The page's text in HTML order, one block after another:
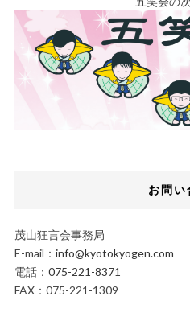
お問い
茂山狂言会事務局
E-mail： info@kyotokyogen.com
電話： 075-221-8371
FAX：075-221-1309